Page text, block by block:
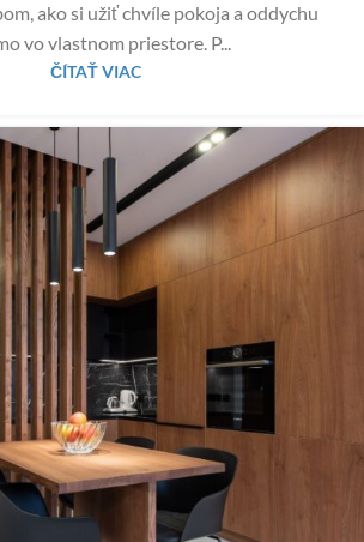
ako si užiť chvíle pokoja a oddychu
vo vlastnom priestore. P...
ČÍTAŤ VIAC